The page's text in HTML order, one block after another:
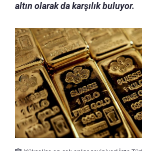
altın olarak da karşılık buluyor.